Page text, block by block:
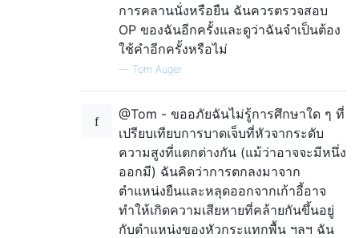
การคลานนั่งหรือยืน ฉันควรตรวจสอบ
OP ของฉันอีกครั้งและดูว่าฉันจำเป็นต้อง
ใช้คำอีกครั้งหรือไม่
— Tom Auger
@Tom - ขออภัยฉันไม่รู้การศึกษาใด ๆ ที่
เปรียบเทียบการบาดเจ็บที่หัวจากระดับ
ความสูงที่แตกต่างกัน (แม้ว่าอาจจะมีหนึ่ง
ออกมี) ฉันคิดว่าการตกลงมาจาก
ตำแหน่งยืนและหลุดออกจากเก้าอี้อาจ
ทำให้เกิดความเสียหายที่คล้ายกันขึ้นอยู่
กับตำแหน่งของหัวกระแทกพื้น ฯลฯ ฉัน